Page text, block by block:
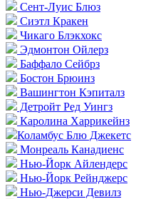
Сент-Луис Блюз
Сиэтл Кракен
Чикаго Блэкхокс
Эдмонтон Ойлерз
Баффало Сейбрз
Бостон Брюинз
Вашингтон Кэпиталз
Детройт Ред Уингз
Каролина Харрикейнз
Коламбус Блю Джекетс
Монреаль Канадиенс
Нью-Йорк Айлендерс
Нью-Йорк Рейнджерс
Нью-Джерси Девилз